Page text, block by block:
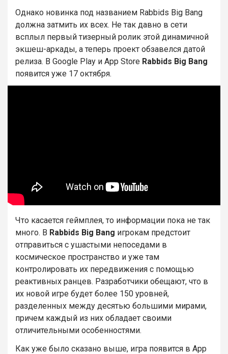
Однако новинка под названием Rabbids Big Bang
должна затмить их всех. Не так давно в сети
всплыл первый тизерный ролик этой динамичной
экшеш-аркады, а теперь проект обзавелся датой
релиза. В Google Play и App Store Rabbids Big Bang
появится уже 17 октября.
Что касается геймплея, то информации пока не так
много. В Rabbids Big Bang игрокам предстоит
отправиться с ушастыми непоседами в
космическое пространство и уже там
контролировать их передвижения с помощью
реактивных ранцев. Разработчики обещают, что в
их новой игре будет более 150 уровней,
разделенных между десятью большими мирами,
причем каждый из них обладает своими
отличительными особенностями.
Как уже было сказано выше, игра появится в App